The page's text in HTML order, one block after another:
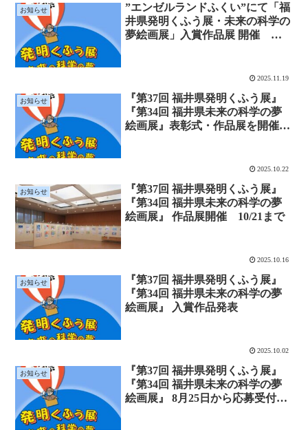
お知らせ
”エンゼルランドふくい”にて「福
井県発明くふう展・未来の科学の
夢絵画展」入賞作品展 開催
2025.11.19
お知らせ
『第37回 福井県発明くふう展』
『第34回 福井県未来の科学の夢
絵画展』表彰式・作品展を開催し
2025.10.22
お知らせ
『第37回 福井県発明くふう展』
『第34回 福井県未来の科学の夢
絵画展』 作品展開催 10/21まで
2025.10.16
お知らせ
『第37回 福井県発明くふう展』
『第34回 福井県未来の科学の夢
絵画展』 入賞作品発表
2025.10.02
お知らせ
『第37回 福井県発明くふう展』
『第34回 福井県未来の科学の夢
絵画展』 8月25日から応募受付を